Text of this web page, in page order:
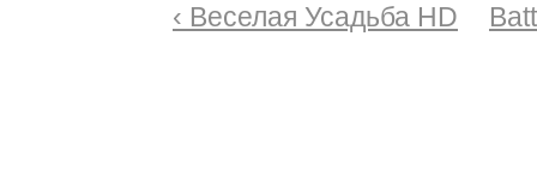
‹ Веселая Усадьба HD